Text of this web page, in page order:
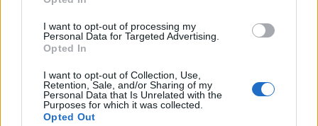
I want to opt-out of processing my
Personal Data for Targeted Advertising.
Opted In
I want to opt-out of Collection, Use,
Retention, Sale, and/or Sharing of my
Personal Data that Is Unrelated with the
Purposes for which it was collected.
Opted Out
A keresett cikk a portfolio.hu hírarchívumához
tartozik, melynek olvasása előfizetéses
regisztrációhoz kötött.
Az előfizetés a következőket tartalmazza:
Portfolio.hu teljes cikkarchívum